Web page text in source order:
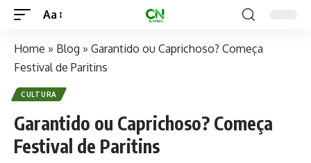
Aa
Home » Blog » Garantido ou Caprichoso? Começa
Festival de Paritins
CULTURA
Garantido ou Caprichoso? Começa
Festival de Paritins